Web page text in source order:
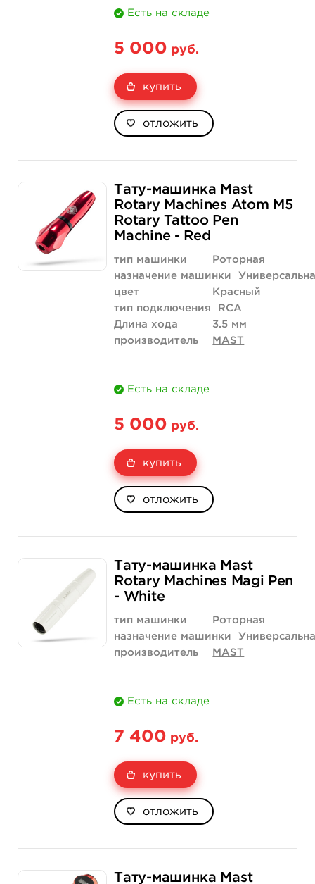
Есть на складе
5 000 руб.
купить
отложить
Тату-машинка Mast
Rotary Machines Atom M5
Rotary Tattoo Pen
Machine - Red
тип машинки
Роторная
назначение машинки
цвет
Красный
тип подключения
RCA
Длина хода
3.5 мм
производитель
MAST
Есть на складе
5 000 руб.
купить
отложить
Тату-машинка Mast
Rotary Machines Magi Pen
- White
тип машинки
Роторная
назначение машинки
производитель
MAST
Есть на складе
7 400 руб.
купить
отложить
Тату-машинка Mast